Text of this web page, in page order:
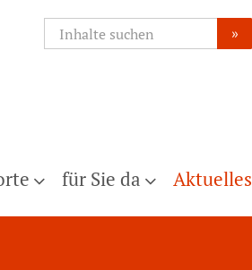
»
für Sie da Aktuelles